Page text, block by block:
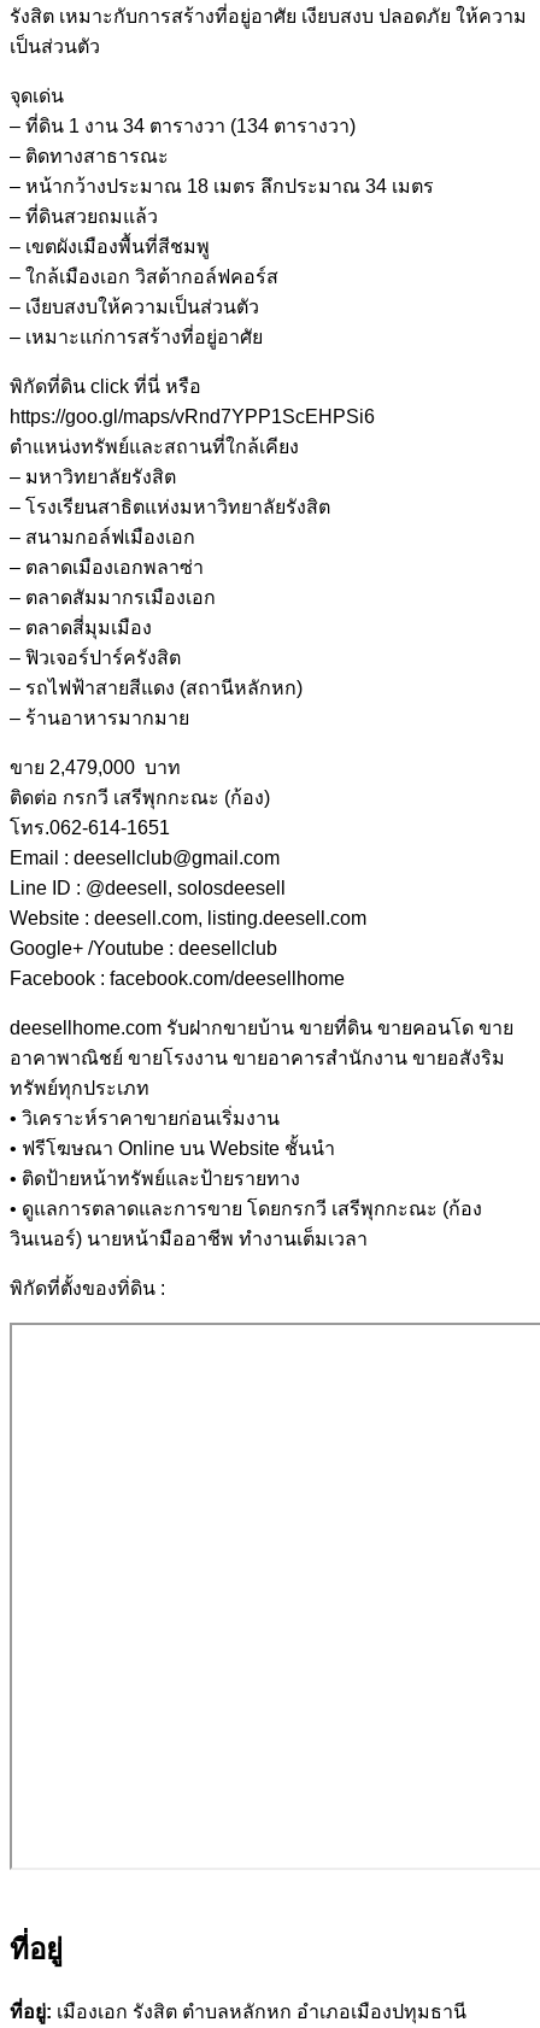
รังสิต เหมาะกับการสร้างที่อยู่อาศัย เงียบสงบ ปลอดภัย ให้ความ
เป็นส่วนตัว
จุดเด่น
– ที่ดิน 1 งาน 34 ตารางวา (134 ตารางวา)
– ติดทางสาธารณะ
– หน้ากว้างประมาณ 18 เมตร ลึกประมาณ 34 เมตร
– ที่ดินสวยถมแล้ว
– เขตผังเมืองพื้นที่สีชมพู
– ใกล้เมืองเอก วิสต้ากอล์ฟคอร์ส
– เงียบสงบให้ความเป็นส่วนตัว
– เหมาะแก่การสร้างที่อยู่อาศัย
พิกัดที่ดิน click ที่นี่ หรือ
https://goo.gl/maps/vRnd7YPP1ScEHPSi6
ตำแหน่งทรัพย์และสถานที่ใกล้เคียง
– มหาวิทยาลัยรังสิต
– โรงเรียนสาธิตแห่งมหาวิทยาลัยรังสิต
– สนามกอล์ฟเมืองเอก
– ตลาดเมืองเอกพลาซ่า
– ตลาดสัมมากรเมืองเอก
– ตลาดสี่มุมเมือง
– ฟิวเจอร์ปาร์ครังสิต
– รถไฟฟ้าสายสีแดง (สถานีหลักหก)
– ร้านอาหารมากมาย
ขาย 2,479,000 บาท
ติดต่อ กรกวี เสรีพุกกะณะ (ก้อง)
โทร.062-614-1651
Email : deesellclub@gmail.com
Line ID : @deesell, solosdeesell
Website : deesell.com, listing.deesell.com
Google+ /Youtube : deesellclub
Facebook : facebook.com/deesellhome
deesellhome.com รับฝากขายบ้าน ขายที่ดิน ขายคอนโด ขาย
อาคาพาณิชย์ ขายโรงงาน ขายอาคารสำนักงาน ขายอสังริม
ทรัพย์ทุกประเภท
• วิเคราะห์ราคาขายก่อนเริ่มงาน
• ฟรีโฆษณา Online บน Website ชั้นนำ
• ติดป้ายหน้าทรัพย์และป้ายรายทาง
• ดูแลการตลาดและการขาย โดยกรกวี เสรีพุกกะณะ (ก้อง
วินเนอร์) นายหน้ามืออาชีพ ทำงานเต็มเวลา
พิกัดที่ตั้งของทิ่ดิน :
ที่อยู่
ที่อยู่: เมืองเอก รังสิต ตำบลหลักหก อำเภอเมืองปทุมธานี